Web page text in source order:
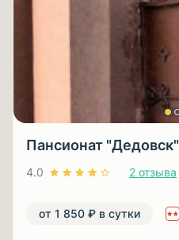
Пансионат "Дедовск"
4.0 2 отзыва
от 1 850 ₽ в сутки